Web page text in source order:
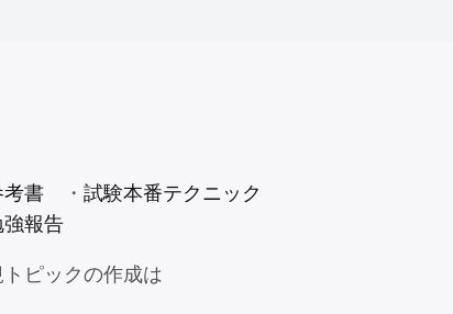
考書・ 試験本番テクニック
強報告
ピックの作成は